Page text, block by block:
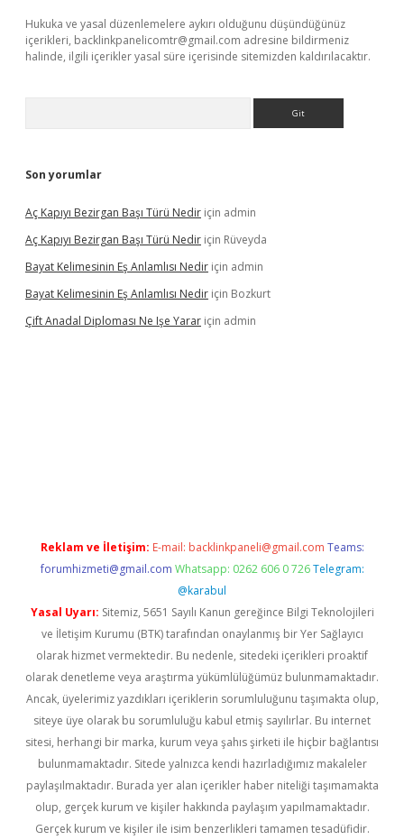
Hukuka ve yasal düzenlemelere aykırı olduğunu düşündüğünüz
içerikleri, backlinkpanelicomtr@gmail.com adresine bildirmeniz
halinde, ilgili içerikler yasal süre içerisinde sitemizden kaldırılacaktır.
Son yorumlar
Aç Kapıyı Bezirgan Başı Türü Nedir için admin
Aç Kapıyı Bezirgan Başı Türü Nedir için Rüveyda
Bayat Kelimesinin Eş Anlamlısı Nedir için admin
Bayat Kelimesinin Eş Anlamlısı Nedir için Bozkurt
Çift Anadal Diploması Ne Işe Yarar için admin
Reklam ve İletişim: E-mail: backlinkpaneli@gmail.com Teams:
forumhizmeti@gmail.com Whatsapp: 0262 606 0 726 Telegram:
@karabul
Yasal Uyarı: Sitemiz, 5651 Sayılı Kanun gereğince Bilgi Teknolojileri
ve İletişim Kurumu (BTK) tarafından onaylanmış bir Yer Sağlayıcı
olarak hizmet vermektedir. Bu nedenle, sitedeki içerikleri proaktif
olarak denetleme veya araştırma yükümlülüğümüz bulunmamaktadır.
Ancak, üyelerimiz yazdıkları içeriklerin sorumluluğunu taşımakta olup,
siteye üye olarak bu sorumluluğu kabul etmiş sayılırlar. Bu internet
sitesi, herhangi bir marka, kurum veya şahıs şirketi ile hiçbir bağlantısı
bulunmamaktadır. Sitede yalnızca kendi hazırladığımız makaleler
paylaşılmaktadır. Burada yer alan içerikler haber niteliği taşımamakta
olup, gerçek kurum ve kişiler hakkında paylaşım yapılmamaktadır.
Gerçek kurum ve kişiler ile isim benzerlikleri tamamen tesadüfidir.